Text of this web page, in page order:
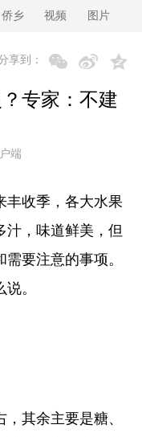
侨乡 视频 图片
享到：
专家：不建
端
收季，各大水果
汁，味道鲜美，但
要注意的事项。
。
其余主要是糖、